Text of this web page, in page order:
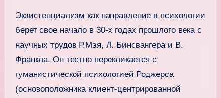
Экзистенциализм как направление в психологии
берет свое начало в 30-х годах прошлого века с
научных трудов Р.Мэя, Л. Бинсвангера и В.
Франкла. Он тестно перекликается с
гуманистической психологией Роджерса
(основоположника клиент-центрированной